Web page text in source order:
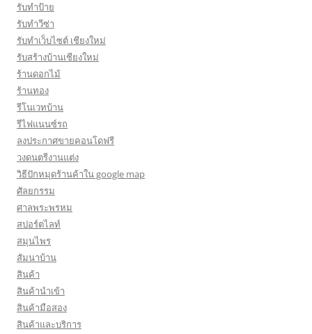
รับทำป้าย
รับทำวีซ่า
รับทำเว็บไซต์ เชียงใหม่
รับสร้างบ้านเชียงใหม่
ร้านดอกไม้
ร้านทอง
รีโนเวทบ้าน
รีไฟแนนซ์รถ
ลงประกาศขายคอนโดฟรี
วงดนตรีงานแต่ง
วิธีปักหมุดร้านค้าใน google map
ศัลยกรรม
ศาลพระพรหม
สปอร์ตไลท์
สมุนไพร
สัมนาบ้าน
สินค้า
สินค้านำเข้า
สินค้ามือสอง
สินค้าและบริการ